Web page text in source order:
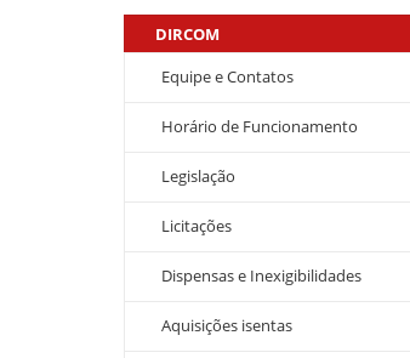
DIRCOM
Equipe e Contatos
Horário de Funcionamento
Legislação
Licitações
Dispensas e Inexigibilidades
Aquisições isentas